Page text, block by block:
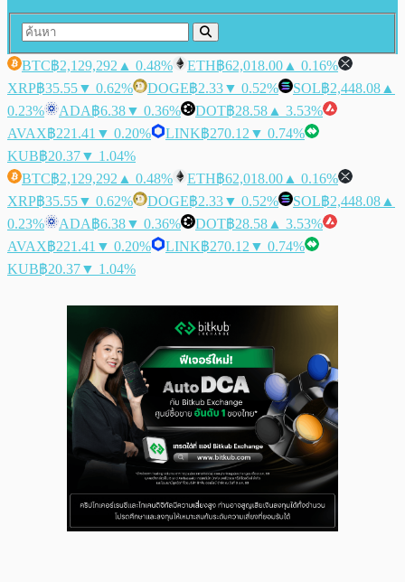
BTC฿2,129,292 ▲ 0.48% ETH฿62,018.00 ▲ 0.16%
XRP฿35.55▼ 0.62% DOGE฿2.33▼ 0.52% SOL฿2,448.08 ▲
0.23%
ADA฿6.38▼ 0.36% DOT฿28.58 ▲ 3.53%
AVAX฿221.41 ▼ 0.20% LINK฿270.12 ▼ 0.74%
KUB฿20.37▼ 1.04%
BTC฿2,129,292 ▲ 0.48% ETH฿62,018.00 ▲ 0.16%
XRP฿35.55▼ 0.62% DOGE฿2.33▼ 0.52% SOL฿2,448.08 ▲
0.23%
ADA฿6.38▼ 0.36% DOT฿28.58 ▲ 3.53%
AVAX฿221.41 ▼ 0.20% LINK฿270.12 ▼ 0.74%
KUB฿20.37▼ 1.04%